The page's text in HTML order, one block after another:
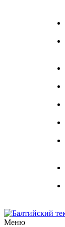
Меню